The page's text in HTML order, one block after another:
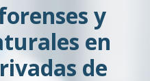
y
en
de